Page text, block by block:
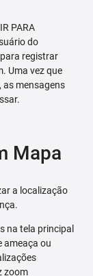
PARA
do
registrar
Uma vez que
as mensagens
Mapa
a localização
na tela principal
ameaça ou
zoom